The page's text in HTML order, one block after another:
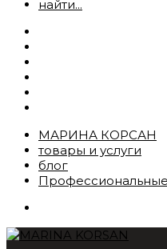
найти...
МАРИНА КОРСАН
товары и услуги
блог